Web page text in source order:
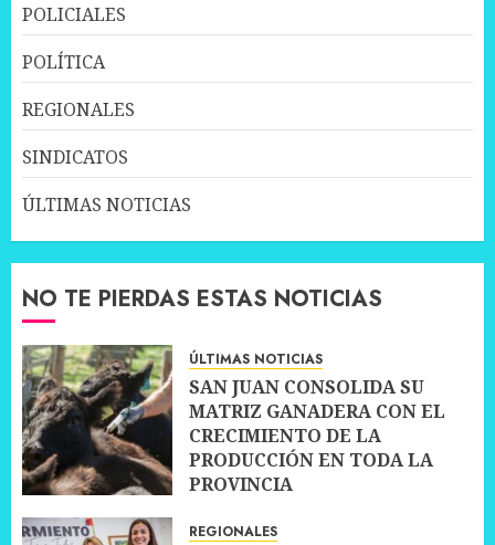
POLICIALES
POLÍTICA
REGIONALES
SINDICATOS
ÚLTIMAS NOTICIAS
NO TE PIERDAS ESTAS NOTICIAS
ÚLTIMAS NOTICIAS
SAN JUAN CONSOLIDA SU
MATRIZ GANADERA CON EL
CRECIMIENTO DE LA
PRODUCCIÓN EN TODA LA
PROVINCIA
REGIONALES